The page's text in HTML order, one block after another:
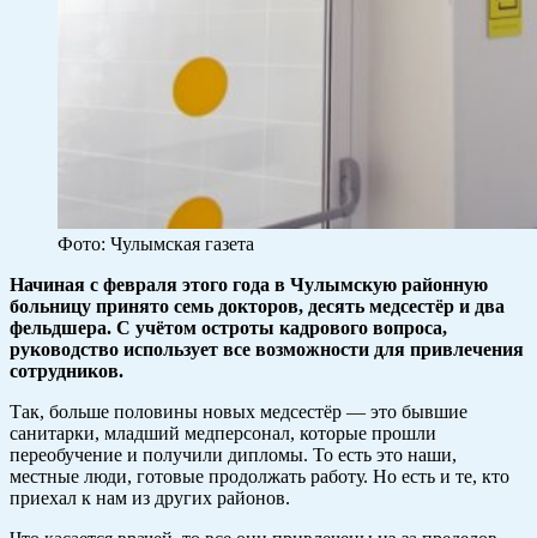
Фото: Чулымская газета
Начиная с февраля этого года в Чулымскую районную
больницу принято семь докторов, десять медсестёр и два
фельдшера. С учётом остроты кадрового вопроса,
руководство использует все возможности для привлечения
сотрудников.
Так, больше половины новых медсестёр — это бывшие
санитарки, младший медперсонал, которые прошли
переобучение и получили дипломы. То есть это наши,
местные люди, готовые продолжать работу. Но есть и те, кто
приехал к нам из других районов.